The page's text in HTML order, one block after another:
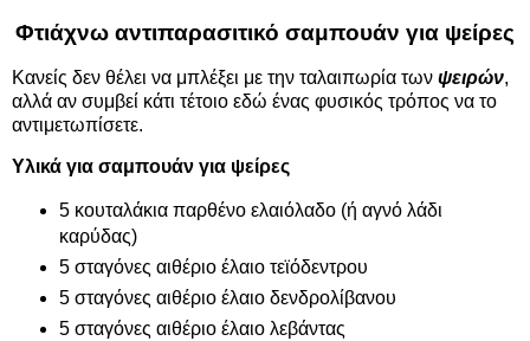
Φτιάχνω αντιπαρασιτικό σαμπουάν για ψείρες
Κανείς δεν θέλει να μπλέξει με την ταλαιπωρία των ψειρών,
αλλά αν συμβεί κάτι τέτοιο εδώ ένας φυσικός τρόπος να το
αντιμετωπίσετε.
Υλικά για σαμπουάν για ψείρες
5 κουταλάκια παρθένο ελαιόλαδο (ή αγνό λάδι
καρύδας)
5 σταγόνες αιθέριο έλαιο τεϊόδεντρου
5 σταγόνες αιθέριο έλαιο δενδρολίβανου
5 σταγόνες αιθέριο έλαιο λεβάντας